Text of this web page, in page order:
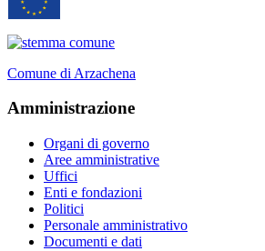
Comune di Arzachena
Amministrazione
Organi di governo
Aree amministrative
Uffici
Enti e fondazioni
Politici
Personale amministrativo
Documenti e dati